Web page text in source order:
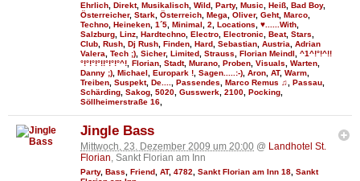
Ehrlich Direkt, Musikalisch Wild Party, Music Heiß Bad Boy,
Österreicher, Stark Österreich Mega Oliver, Geht, Marco
Techno Heineken 1´5 Minimal 2 Locations ♥......With
Salzburg Linz Hardtechno Electro Electronic Beat, Stars
Club Rush Dj Rush Finden Hard Sebastian Austria
Adrian
Valera
Tech ;) Sicher, Limited Strauss Florian Meindl
^1^!°!^!!
°!°!°!°!!°!°!°^! Florian Stadt, Murano Proben Visuals Warten
Danny ;) Michael Europark ! Sagen.....:-) Aron AT, Warm
Treiben Suspekt, De.... Passendes Marco Remus ♫ Passau
Schärding Sakog 5020 Gusswerk 2100 Pocking
Söllheimerstraße 16
Jingle Bass
Mittwoch, 23. Dezember 2009 um 20:00 @ Landhotel St.
Florian , Sankt Florian am Inn
Party, Bass Friend AT, 4782 Sankt Florian am Inn 18 Sankt